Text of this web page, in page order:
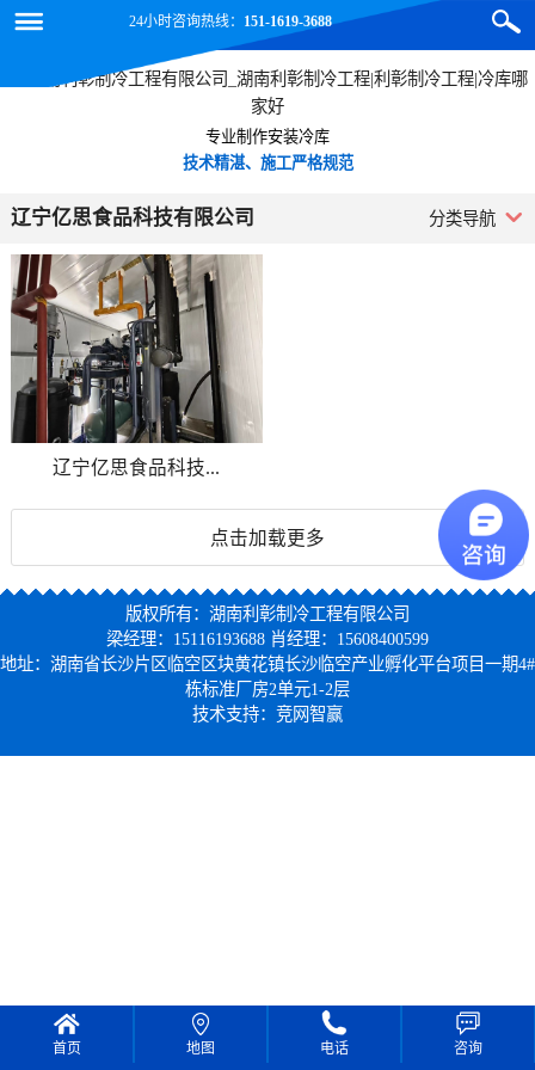
24小时咨询热线： 151-1619-3688
专业制作安装冷库
技术精湛、施工严格规范
辽宁亿思食品科技有限公司 分类导航
辽宁亿思食品科技...
点击加载更多
版权所有：湖南利彰制冷工程有限公司
梁经理：15116193688 肖经理：15608400599
地址：湖南省长沙片区临空区块黄花镇长沙临空产业孵化平台项目一期4#
栋标准厂房2单元1-2层
技术支持： 竞网智赢
首页 地图 电话 咨询